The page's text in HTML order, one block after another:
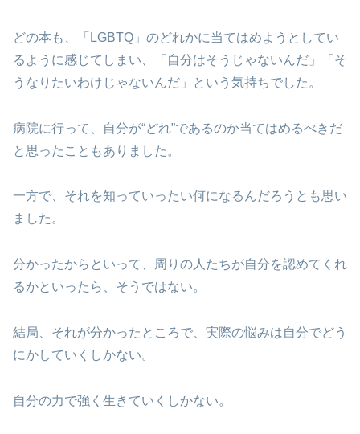
どの本も、「LGBTQ」のどれかに当てはめようとしてい
るように感じてしまい、「自分はそうじゃないんだ」「そ
うなりたいわけじゃないんだ」という気持ちでした。
病院に行って、自分が“どれ”であるのか当てはめるべきだ
と思ったこともありました。
一方で、それを知っていったい何になるんだろうとも思い
ました。
分かったからといって、周りの人たちが自分を認めてくれ
るかといったら、そうではない。
結局、それが分かったところで、実際の悩みは自分でどう
にかしていくしかない。
自分の力で強く生きていくしかない。